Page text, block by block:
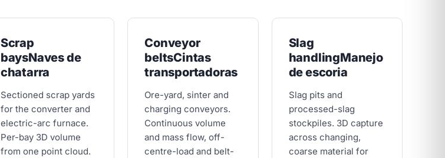
Scrap
baysNaves de
chatarra
Sectioned scrap yards
for the converter and
electric-arc furnace.
Per-bay 3D volume
from one point cloud.
Conveyor
beltsCintas
transportadoras
Ore-yard, sinter and
charging conveyors.
Continuous volume
and mass flow, off-
centre-load and belt-
Slag
handlingManejo
de escoria
Slag pits and
processed-slag
stockpiles. 3D capture
across changing,
coarse material for